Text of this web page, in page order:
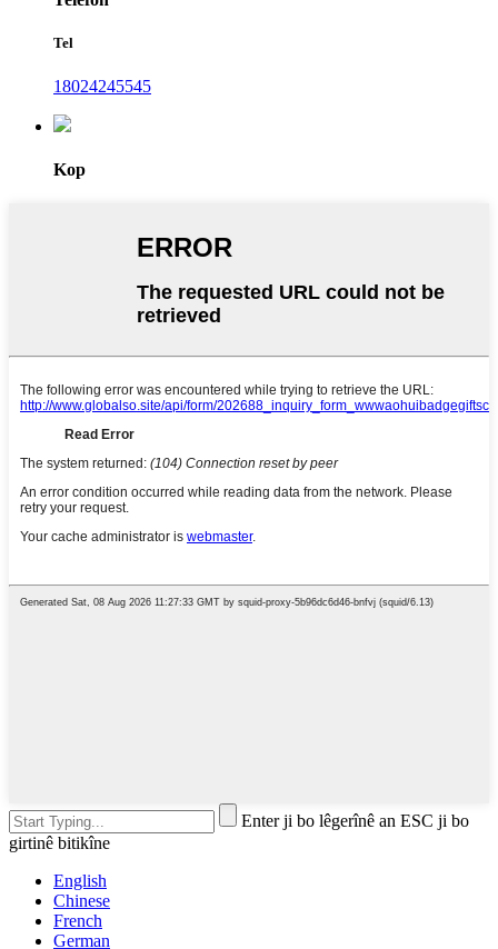
Tel
18024245545
Kop
Enter ji bo lêgerînê an ESC ji bo
girtinê bitikîne
English
Chinese
French
German